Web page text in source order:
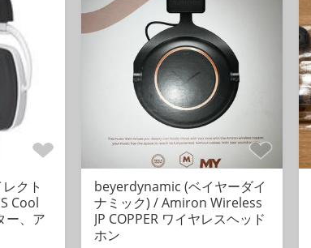
クト
Cool
ー、ア
beyerdynamic (ベイヤーダイ
ナミック) / Amiron Wireless
JP COPPER ワイヤレスヘッド
ホン